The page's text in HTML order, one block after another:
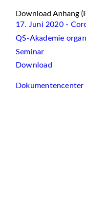
Download Anhang
17. Juni 2020 -
QS-Akademie
Seminar
Download
Dokumentencenter